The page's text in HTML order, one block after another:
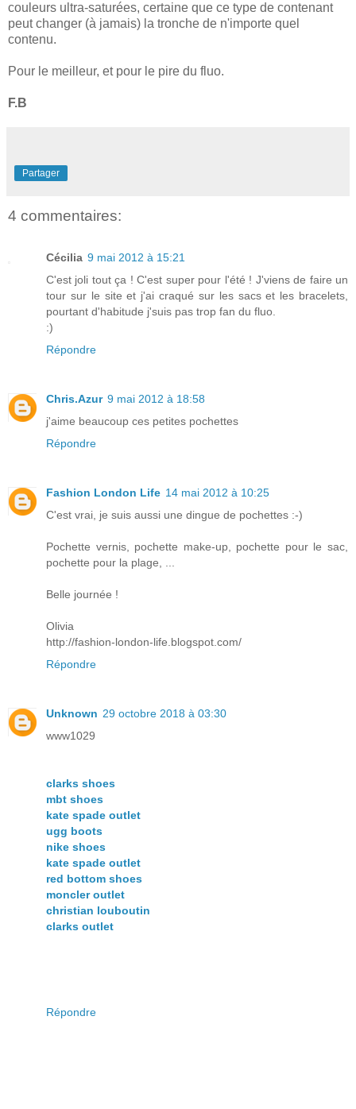
couleurs ultra-saturées, certaine que ce type de contenant
peut changer (à jamais) la tronche de n'importe quel
contenu.
Pour le meilleur, et pour le pire du fluo.
F.B
Partager
4 commentaires:
Cécilia 9 mai 2012 à 15:21
C'est joli tout ça ! C'est super pour l'été ! J'viens de faire un
tour sur le site et j'ai craqué sur les sacs et les bracelets,
pourtant d'habitude j'suis pas trop fan du fluo.
:)
Répondre
Chris.Azur 9 mai 2012 à 18:58
j'aime beaucoup ces petites pochettes
Répondre
Fashion London Life 14 mai 2012 à 10:25
C'est vrai, je suis aussi une dingue de pochettes :-)
Pochette vernis, pochette make-up, pochette pour le sac,
pochette pour la plage, ...
Belle journée !
Olivia
http://fashion-london-life.blogspot.com/
Répondre
Unknown 29 octobre 2018 à 03:30
www1029
clarks shoes
mbt shoes
kate spade outlet
ugg boots
nike shoes
kate spade outlet
red bottom shoes
moncler outlet
christian louboutin
clarks outlet
Répondre